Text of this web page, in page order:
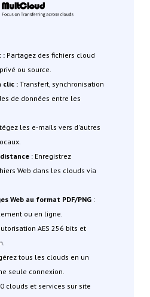
:Partagez des fichiers cloud
ou source.
clic :Transfert, synchronisation
de données entre les
les e-mails vers d'autres
: Enregistrez
Web dans les clouds via
Web au format PDF/PNG:
ou en ligne.
AES 256 bits et
tous les clouds en un
seule connexion.
clouds et services sur site